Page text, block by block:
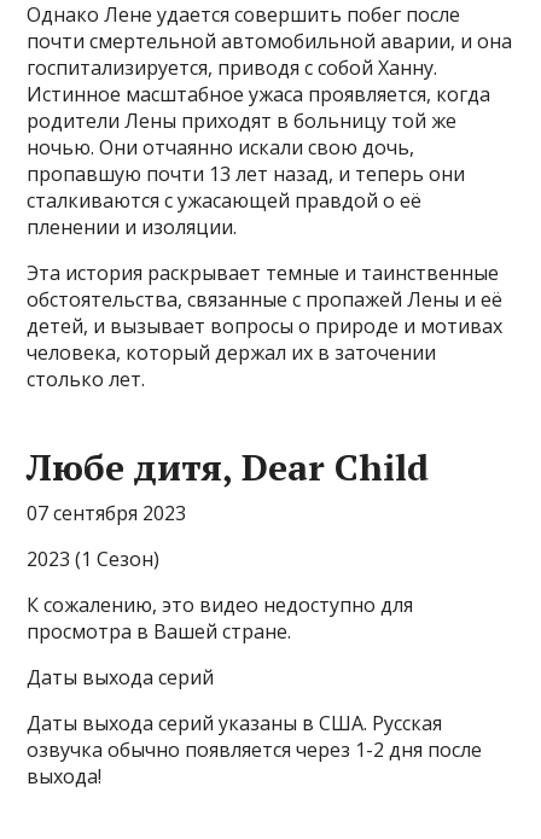
Однако Лене удается совершить побег после
почти смертельной автомобильной аварии, и она
госпитализируется, приводя с собой Ханну.
Истинное масштабное ужаса проявляется, когда
родители Лены приходят в больницу той же
ночью. Они отчаянно искали свою дочь,
пропавшую почти 13 лет назад, и теперь они
сталкиваются с ужасающей правдой о её
пленении и изоляции.
Эта история раскрывает темные и таинственные
обстоятельства, связанные с пропажей Лены и её
детей, и вызывает вопросы о природе и мотивах
человека, который держал их в заточении
столько лет.
Любе дитя, Dear Child
07 сентября 2023
2023 (1 Сезон)
К сожалению, это видео недоступно для
просмотра в Вашей стране.
Даты выхода серий
Даты выхода серий указаны в США. Русская
озвучка обычно появляется через 1-2 дня после
выхода!